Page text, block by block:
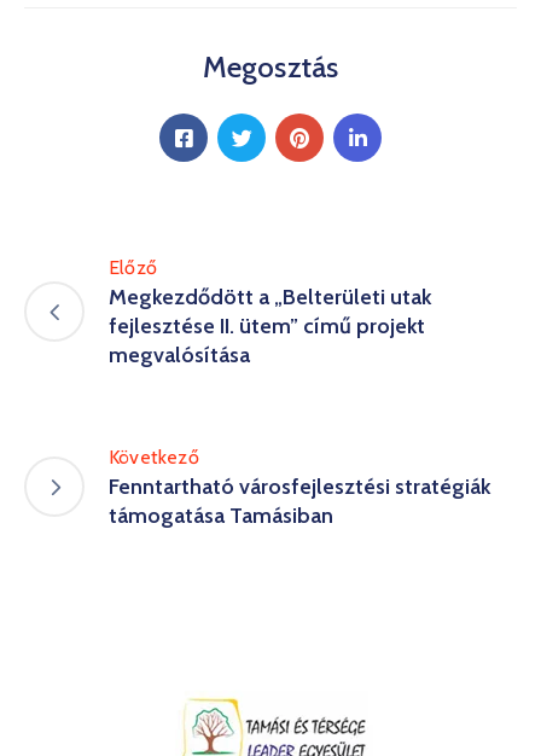
Megosztás
Előző
Megkezdődött a „Belterületi utak
fejlesztése II. ütem” című projekt
megvalósítása
Következő
Fenntartható városfejlesztési stratégiák
támogatása Tamásiban